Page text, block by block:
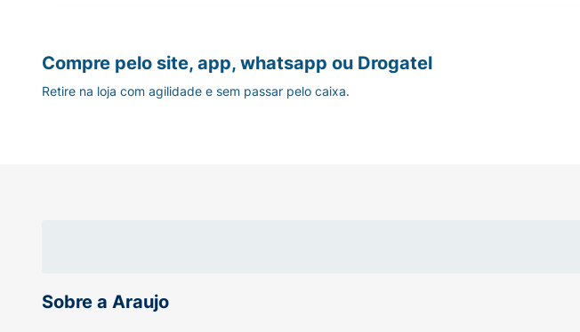
Sobre a Araujo
Compre pelo site, app, whatsapp ou Drogatel
Retire na loja com agilidade e sem passar pelo caixa.